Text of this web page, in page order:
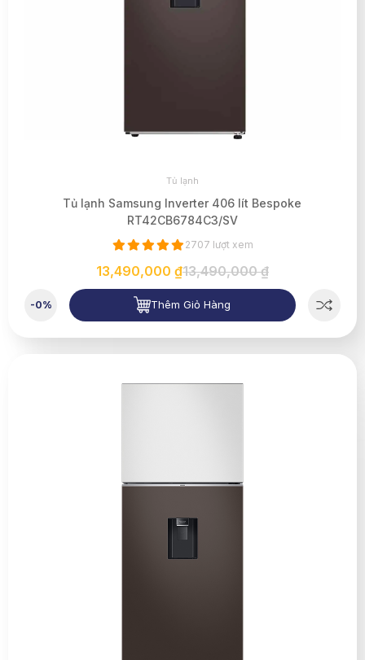
Tủ lạnh
Tủ lạnh Samsung Inverter 406 lít Bespoke
RT42CB6784C3/SV
2707 lượt xem
13,490,000 ₫13,490,000 ₫
-0% Thêm Giỏ Hàng